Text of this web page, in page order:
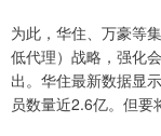
为此，华住、万豪等
低代理）战略，强化
出。华住最新数据显
员数量近2.6亿。但要